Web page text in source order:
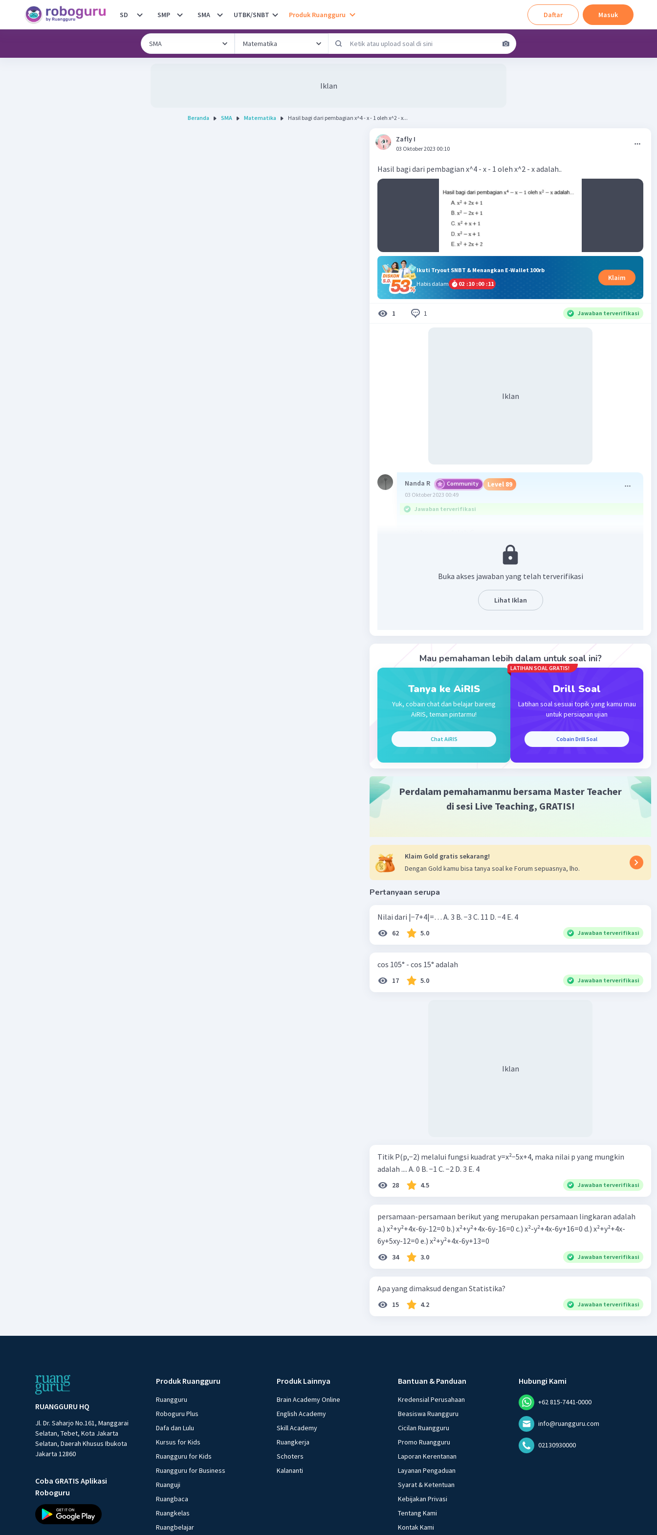
SD SMP SMA UTBK/SNBT Produk Ruangguru Daftar Masuk
Iklan
Beranda SMA Matematika Hasil bagi dari pembagian x^4 - x - 1 oleh x^2 - x...
Zafly I
03 Oktober 2023 00:10
Hasil bagi dari pembagian x^4 - x - 1 oleh x^2 - x adalah..
Ikuti Tryout SNBT & Menangkan E-Wallet 100rb
Habis dalam
02 :10 :00 :10
Klaim
1 1 Jawaban terverifikasi
Iklan
Nanda R Community Level 89
03 Oktober 2023 00:49
Jawaban terverifikasi
Buka akses jawaban yang telah terverifikasi
Lihat Iklan
Mau pemahaman lebih dalam untuk soal ini?
Tanya ke AiRIS
Yuk, cobain chat dan belajar bareng
AiRIS, teman pintarmu!
Chat AiRIS
LATIHAN SOAL GRATIS!
Drill Soal
Latihan soal sesuai topik yang kamu mau
untuk persiapan ujian
Cobain Drill Soal
Perdalam pemahamanmu bersama Master Teacher
di sesi Live Teaching, GRATIS!
Klaim Gold gratis sekarang!
Dengan Gold kamu bisa tanya soal ke Forum sepuasnya, lho.
Pertanyaan serupa
Nilai dari |−7+4|=… A. 3 B. −3 C. 11 D. −4 E. 4
62 5.0 Jawaban terverifikasi
cos 105° - cos 15° adalah
17 5.0 Jawaban terverifikasi
Iklan
Titik P(p,−2) melalui fungsi kuadrat y=x²−5x+4, maka nilai p yang mungkin
adalah .... A. 0 B. −1 C. −2 D. 3 E. 4
28 4.5 Jawaban terverifikasi
persamaan-persamaan berikut yang merupakan persamaan lingkaran adalah
a.) x²+y²+4x-6y-12=0 b.) x²+y²+4x-6y-16=0 c.) x²-y²+4x-6y+16=0 d.) x²+y²+4x-
6y+5xy-12=0 e.) x²+y²+4x-6y+13=0
34 3.0 Jawaban terverifikasi
Apa yang dimaksud dengan Statistika?
15 4.2 Jawaban terverifikasi
RUANGGURU HQ
Jl. Dr. Saharjo No.161, Manggarai
Selatan, Tebet, Kota Jakarta
Selatan, Daerah Khusus Ibukota
Jakarta 12860
Coba GRATIS Aplikasi
Roboguru
Produk Ruangguru
Ruangguru
Roboguru Plus
Dafa dan Lulu
Kursus for Kids
Ruangguru for Kids
Ruangguru for Business
Ruanguji
Ruangbaca
Ruangkelas
Ruangbelajar
Produk Lainnya
Brain Academy Online
English Academy
Skill Academy
Ruangkerja
Schoters
Kalananti
Bantuan & Panduan
Kredensial Perusahaan
Beasiswa Ruangguru
Cicilan Ruangguru
Promo Ruangguru
Laporan Kerentanan
Layanan Pengaduan
Syarat & Ketentuan
Kebijakan Privasi
Tentang Kami
Kontak Kami
Hubungi Kami
+62 815-7441-0000
info@ruangguru.com
02130930000